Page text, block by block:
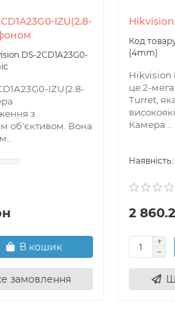
IZU(2.8-
DS-2CD1A23G0-
IZU(2.8-
з
об'єктивом. Вона
В кошик
замовлення
Hikvision
(4mm)
Hikvision
це 2-
Turret,
Камера ..
2